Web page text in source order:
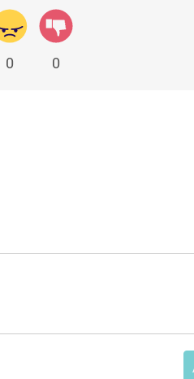
0 0